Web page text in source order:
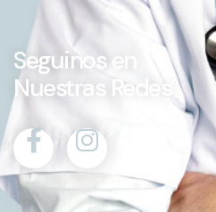
Seguinos en
Nuestras Redes